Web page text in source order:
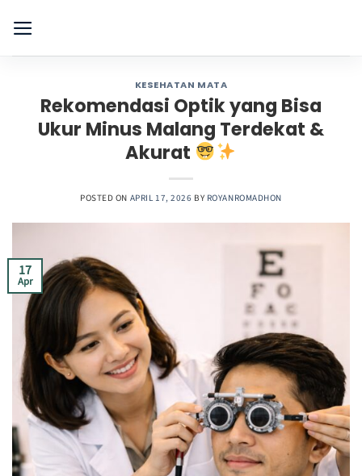
KESEHATAN MATA
Rekomendasi Optik yang Bisa
Ukur Minus Malang Terdekat &
Akurat
POSTED ON APRIL 17, 2026 BY ROYANROMADHON
17
Apr